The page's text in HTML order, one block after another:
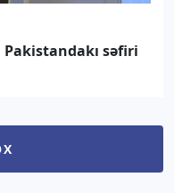
səfiri